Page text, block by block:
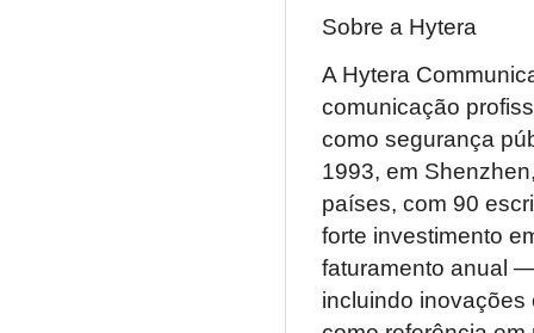
Sobre a Hytera
A Hytera
comunicação
como segurança
1993, em
países, com 90
forte investimento
faturamento anual
incluindo inovações